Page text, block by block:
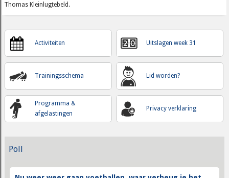
Thomas Kleinlugtebeld.
Activiteiten
Trainingsschema
Programma &
afgelastingen
Uitslagen week 31
Lid worden?
Privacy verklaring
Poll